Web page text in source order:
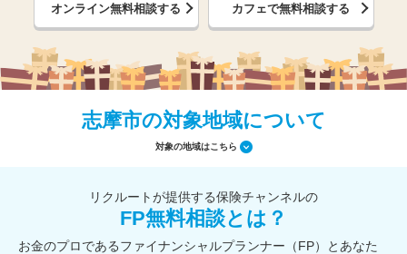
オンライン無料相談する カフェで無料相談する
志摩市の対象地域について
対象の地域はこちら
リクルートが提供する保険チャンネルの
FP無料相談とは？
お金のプロであるファイナンシャルプランナー（FP）とあなた